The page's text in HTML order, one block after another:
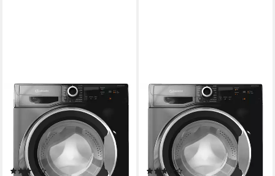
BAUKNECHT
Waschmaschine W7 S6300 A
Kapazität Waschen
76 dB(A) Betriebsgeräusch
1400 U/min Schleuderdrehzahl
Produktdatenblatt
(8)
BAUKNECHT
Waschmaschine W9 S6300 A
Kapazität Waschen
76 dB(A) Betriebsgeräusch
1400 U/min Schleuderdrehzahl
Produktdatenblatt
(17)